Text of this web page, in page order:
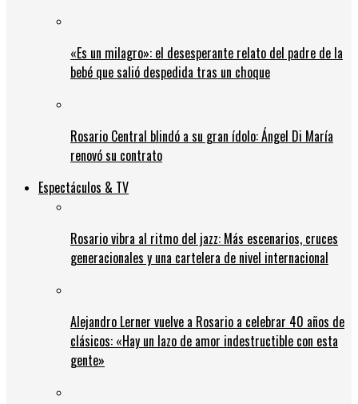
«Es un milagro»: el desesperante relato del padre de la
bebé que salió despedida tras un choque
Rosario Central blindó a su gran ídolo: Ángel Di María
renovó su contrato
Espectáculos & TV
Rosario vibra al ritmo del jazz: Más escenarios, cruces
generacionales y una cartelera de nivel internacional
Alejandro Lerner vuelve a Rosario a celebrar 40 años de
clásicos: «Hay un lazo de amor indestructible con esta
gente»